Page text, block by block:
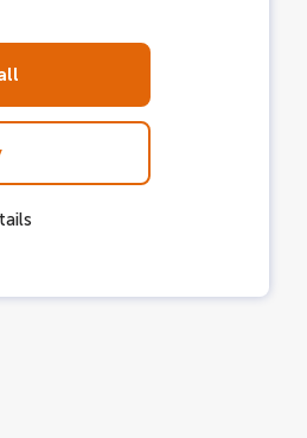
a la